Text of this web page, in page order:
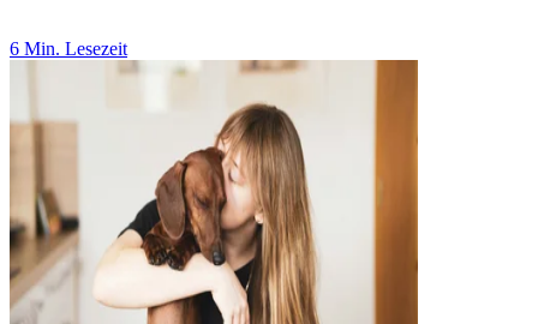
6 Min. Lesezeit